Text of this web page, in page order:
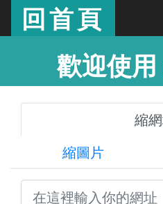
回首頁
歡迎使
縮
縮圖片